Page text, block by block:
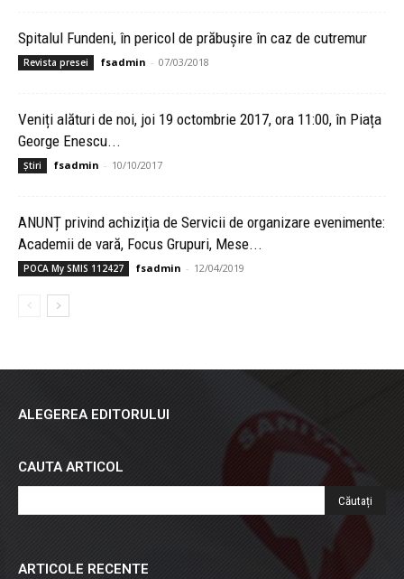
Spitalul Fundeni, în pericol de prăbuşire în caz de cutremur
Revista presei fsadmin - 07/03/2018
Veniți alături de noi, joi 19 octombrie 2017, ora 11:00, în Piața
George Enescu...
Știri fsadmin - 10/10/2017
ANUNȚ privind achiziția de Servicii de organizare evenimente:
Academii de vară, Focus Grupuri, Mese...
POCA My SMIS 112427 fsadmin - 12/04/2019
ALEGEREA EDITORULUI
CAUTA ARTICOL
ARTICOLE RECENTE